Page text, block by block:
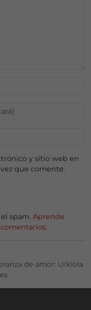
y sitio web en
que comente.
spam. Aprende
de amor: Urkiola